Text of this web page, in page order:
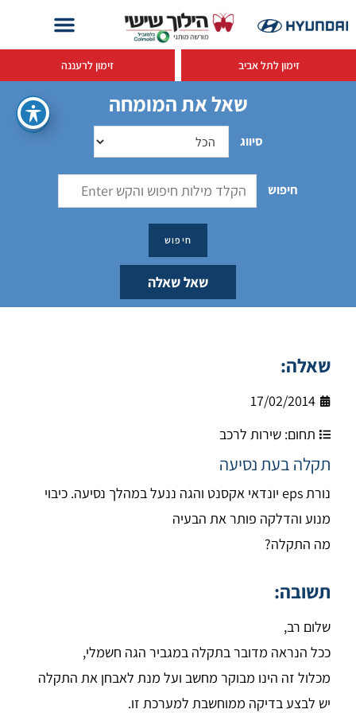
זימון לתל אביב זימון לרעננה
שאל את המומחה
סיווג
חיפוש
שאל שאלה
שאלה:
17/02/2014
תחום: שירות לרכב
תקלה בעת נסיעה
נורת eps יונדאי אקסנט והגה ננעל במהלך נסיעה. כיבוי
מנוע והדלקה פותר את הבעיה
מה התקלה?
תשובה:
שלום רב,
ככל הנראה מדובר בתקלה במגביר הגה חשמלי,
מכלול זה הינו מבוקר מחשב ועל מנת לאבחן את התקלה
יש לבצע בדיקה ממוחשבת למערכת זו.